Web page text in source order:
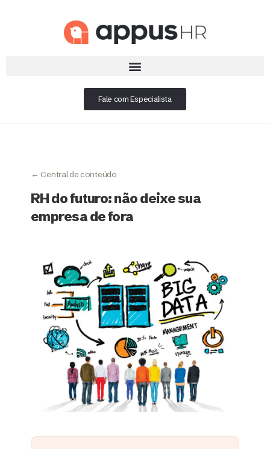
Fale com Especialista
← Central de conteúdo
RH do futuro: não deixe sua
empresa de fora